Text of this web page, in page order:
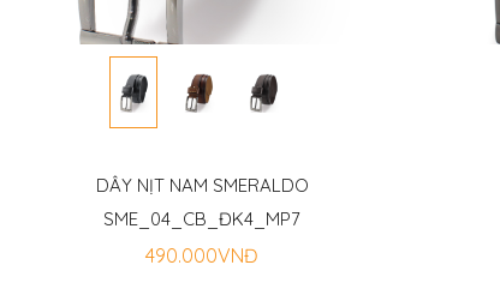
DÂY NỊT NAM SMERALDO
SME_04_CB_ĐK4_MP7
490.000VNĐ